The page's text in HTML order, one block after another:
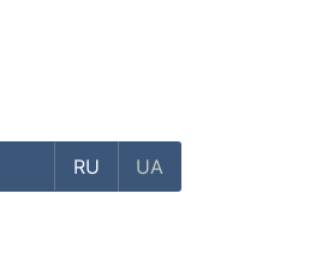
RU UA